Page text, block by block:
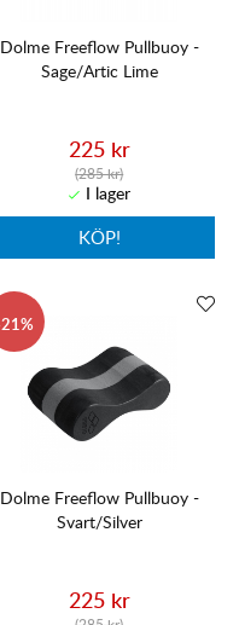
Dolme Freeflow Pullbuoy -
Sage/Artic Lime
225 kr
(285 kr)
KÖP!
21
Dolme Freeflow Pullbuoy -
Svart/Silver
225 kr